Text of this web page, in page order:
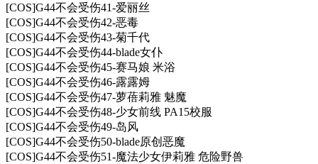
[COS]G44不会受伤41-爱丽丝
[COS]G44不会受伤42-恶毒
[COS]G44不会受伤43-菊千代
[COS]G44不会受伤44-blade女仆
[COS]G44不会受伤45-赛马娘 米浴
[COS]G44不会受伤46-露露姆
[COS]G44不会受伤47-萝蓓莉雅 魅魔
[COS]G44不会受伤48-少女前线 PA15校服
[COS]G44不会受伤49-岛风
[COS]G44不会受伤50-blade原创恶魔
[COS]G44不会受伤51-魔法少女伊莉雅 危险野兽